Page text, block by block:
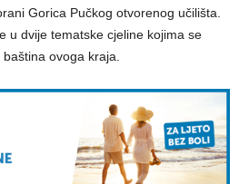
Gorica Pučkog otvorenog učilišta.
u dvije tematske cjeline kojima se
ovoga kraja.